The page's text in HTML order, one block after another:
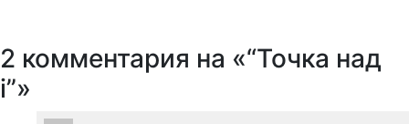
2 комментария на «“Точка над
i”»